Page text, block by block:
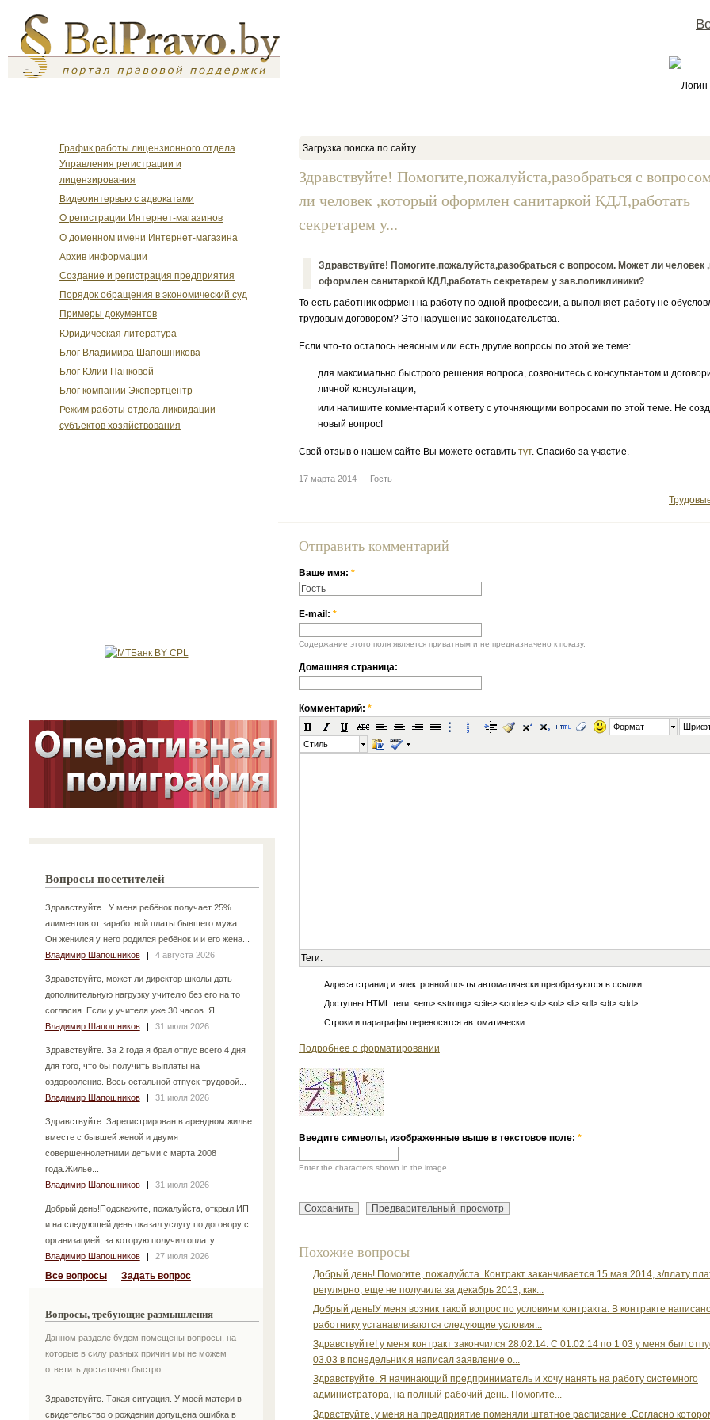
Логин
График работы лицензионного отдела
Управления регистрации и
лицензирования
Видеоинтервью с адвокатами
О регистрации Интернет-магазинов
О доменном имени Интернет-магазина
Архив информации
Создание и регистрация предприятия
Порядок обращения в экономический суд
Примеры документов
Юридическая литература
Блог Владимира Шапошникова
Блог Юлии Панковой
Блог компании Экспертцентр
Режим работы отдела ликвидации
субъектов хозяйствования
Вопросы посетителей
Здравствуйте . У меня ребёнок получает 25%
алиментов от заработной платы бывшего мужа .
Он женился у него родился ребёнок и и его жена...
Владимир Шапошников
| 4 августа 2026
Здравствуйте, может ли директор школы дать
дополнительную нагрузку учителю без его на то
согласия. Если у учителя уже 30 часов. Я...
Владимир Шапошников
| 31 июля 2026
Здравствуйте. За 2 года я брал отпус всего 4 дня
для того, что бы получить выплаты на
оздоровление. Весь остальной отпуск трудовой...
Владимир Шапошников
| 31 июля 2026
Здравствуйте. Зарегистрирован в арендном жилье
вместе с бывшей женой и двумя
совершеннолетними детьми с марта 2008
года.Жильё...
Владимир Шапошников
| 31 июля 2026
Добрый день!Подскажите, пожалуйста, открыл ИП
и на следующей день оказал услугу по договору с
организацией, за которую получил оплату...
Владимир Шапошников
| 27 июля 2026
Все вопросы Задать вопрос
Вопросы, требующие размышления
Данном разделе будем помещены вопросы, на
которые в силу разных причин мы не можем
ответить достаточно быстро.
Здравствуйте. Такая ситуация. У моей матери в
свидетельство о рождении допущена ошибка в
Загрузка поиска по сайту
Здравствуйте! Помогите,пожалуйста,разобраться с
ли человек ,который оформлен санитаркой КДЛ,работать
секретарем у...
Здравствуйте! Помогите,пожалуйста,разобраться с вопросом. Может ли человек
оформлен санитаркой КДЛ,работать секретарем у зав.поликлиники?
То есть работник офрмен на работу по одной профессии, а выполняет работу не
трудовым договором? Это нарушение законодательства.
Если что-то осталось неясным или есть другие вопросы по этой же теме:
для максимально быстрого решения вопроса, созвонитесь с консультантом и
личной консультации;
или напишите комментарий к ответу с уточняющими вопросами по этой теме. Не
новый вопрос!
Свой отзыв о нашем сайте Вы можете оставить тут. Спасибо за участие.
17 марта 2014 — Гость
Отправить комментарий
Ваше имя: *
E-mail: *
Содержание этого поля является приватным и не предназначено к показу.
Домашняя страница:
Комментарий: *
Формат
Стиль
Теги:
Адреса страниц и электронной почты автоматически преобразуются в ссылки.
Доступны HTML теги: <em> <strong> <cite> <code> <ul> <ol> <li> <dl> <dt> <dd>
Строки и параграфы переносятся автоматически.
Подробнее о форматировании
Введите символы, изображенные выше в текстовое поле: *
Enter the characters shown in the image.
Похожие вопросы
Добрый день! Помогите, пожалуйста. Контракт заканчивается 15 мая 2014, з/плату
регулярно, еще не получила за декабрь 2013, как...
Добрый день!У меня возник такой вопрос по условиям контракта. В контракте
работнику устанавливаются следующие условия...
Здравствуйте! у меня контракт закончился 28.02.14. С 01.02.14 по 1 03 у меня был
03.03 в понедельник я написал заявление о...
Здравствуйте. Я начинающий предприниматель и хочу нанять на работу системного
администратора, на полный рабочий день. Помогите...
Здраствуйте, у меня на предприятие поменяли штатное расписание .Согласно